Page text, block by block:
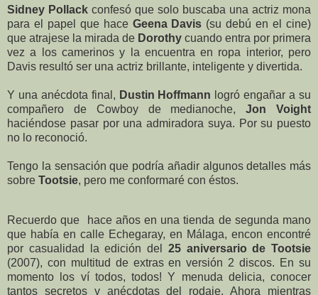
Sidney Pollack confesó que solo buscaba una actriz mona
para el papel que hace Geena Davis (su debú en el cine)
que atrajese la mirada de Dorothy cuando entra por primera
vez a los camerinos y la encuentra en ropa interior, pero
Davis resultó ser una actriz brillante, inteligente y divertida.
Y una anécdota final, Dustin Hoffmann logró engañar a su
compañero de Cowboy de medianoche,Jon Voight
haciéndose pasar por una admiradora suya. Por su puesto
no lo reconoció.
Tengo la sensación que podría añadir algunos detalles más
sobre Tootsie, pero me conformaré con éstos.
Recuerdo que hace años en una tienda de segunda mano
que había en calle Echegaray, en Málaga, encon encontré
por casualidad la edición del 25 aniversario de Tootsie
(2007), con multitud de extras en versión 2 discos. En su
momento los ví todos, todos! Y menuda delicia, conocer
tantos secretos y anécdotas del rodaje. Ahora mientras